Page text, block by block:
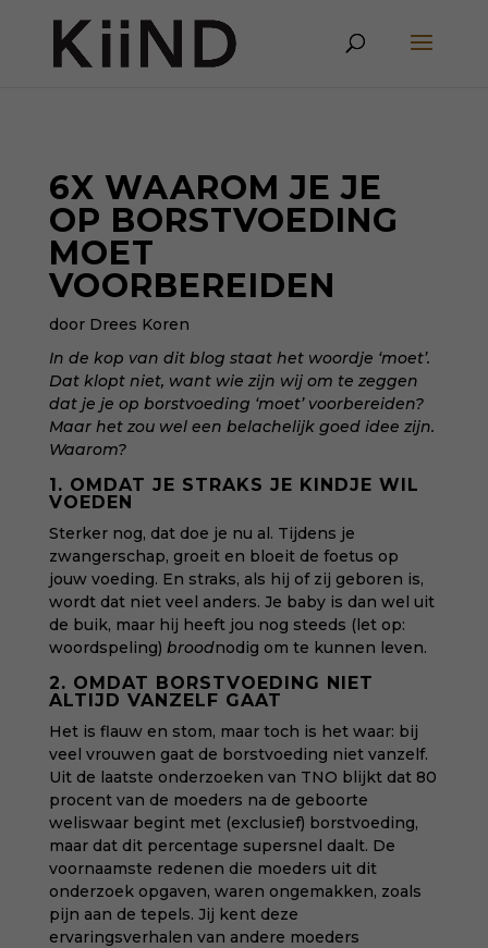
6X WAAROM JE JE
OP BORSTVOEDING
MOET
VOORBEREIDEN
door Drees Koren
In de kop van dit blog staat het woordje ‘moet’.
Dat klopt niet, want wie zijn wij om te zeggen
dat je je op borstvoeding ‘moet’ voorbereiden?
Maar het zou wel een belachelijk goed idee zijn.
Waarom?
1. OMDAT JE STRAKS JE KINDJE WIL
VOEDEN
Sterker nog, dat doe je nu al. Tijdens je
zwangerschap, groeit en bloeit de foetus op
jouw voeding. En straks, als hij of zij geboren is,
wordt dat niet veel anders. Je baby is dan wel uit
de buik, maar hij heeft jou nog steeds (let op:
woordspeling) broodnodig om te kunnen leven.
2. OMDAT BORSTVOEDING NIET
ALTIJD VANZELF GAAT
Het is flauw en stom, maar toch is het waar: bij
veel vrouwen gaat de borstvoeding niet vanzelf.
Uit de laatste onderzoeken van TNO blijkt dat 80
procent van de moeders na de geboorte
weliswaar begint met (exclusief) borstvoeding,
maar dat dit percentage supersnel daalt. De
voornaamste redenen die moeders uit dit
onderzoek opgaven, waren ongemakken, zoals
pijn aan de tepels. Jij kent deze
ervaringsverhalen van andere moeders